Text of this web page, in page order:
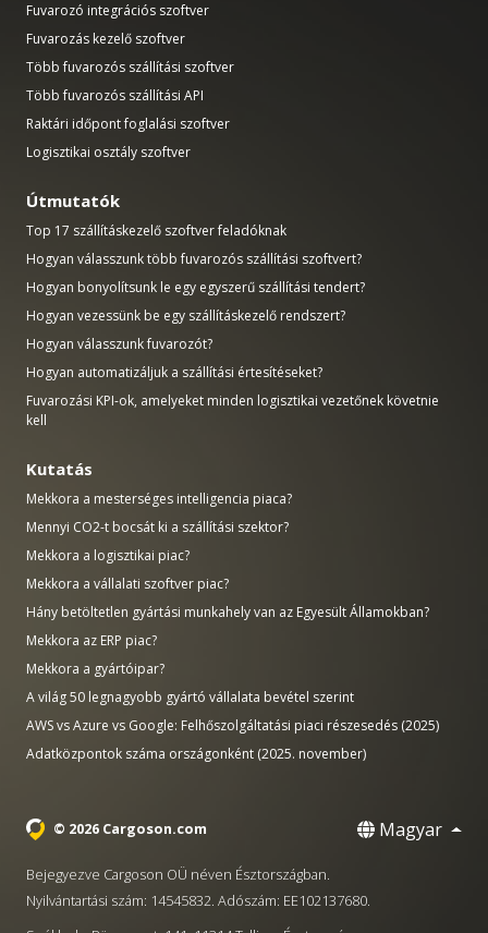
Fuvarozó integrációs szoftver
Fuvarozás kezelő szoftver
Több fuvarozós szállítási szoftver
Több fuvarozós szállítási API
Raktári időpont foglalási szoftver
Logisztikai osztály szoftver
Útmutatók
Top 17 szállításkezelő szoftver feladóknak
Hogyan válasszunk több fuvarozós szállítási szoftvert?
Hogyan bonyolítsunk le egy egyszerű szállítási tendert?
Hogyan vezessünk be egy szállításkezelő rendszert?
Hogyan válasszunk fuvarozót?
Hogyan automatizáljuk a szállítási értesítéseket?
Fuvarozási KPI-ok, amelyeket minden logisztikai vezetőnek követnie
kell
Kutatás
Mekkora a mesterséges intelligencia piaca?
Mennyi CO2-t bocsát ki a szállítási szektor?
Mekkora a logisztikai piac?
Mekkora a vállalati szoftver piac?
Hány betöltetlen gyártási munkahely van az Egyesült Államokban?
Mekkora az ERP piac?
Mekkora a gyártóipar?
A világ 50 legnagyobb gyártó vállalata bevétel szerint
AWS vs Azure vs Google: Felhőszolgáltatási piaci részesedés (2025)
Adatközpontok száma országonként (2025. november)
© 2026 Cargoson.com Magyar
Bejegyezve Cargoson OÜ néven Észtországban.
Nyilvántartási szám: 14545832. Adószám: EE102137680.